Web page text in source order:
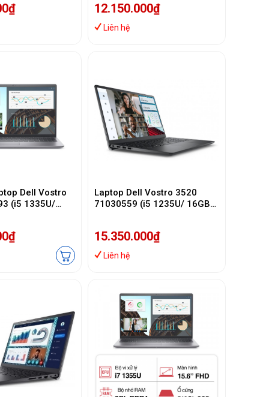
Grey/1Y)
12.150.000₫
Liên hệ
Dell Vostro
(i5 1335U/
Laptop Dell Vostro 3520
71030559 (i5 1235U/ 16GB/
Grey/1Y)
15.350.000₫
Liên hệ